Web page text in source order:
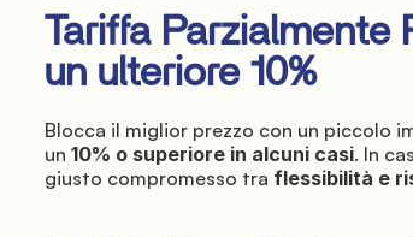
Tariffa Parzialmente
un ulteriore 10%
Blocca il miglior prezzo con un piccolo
un 10% o superiore in alcuni casi. In
giusto compromesso tra flessibilità e